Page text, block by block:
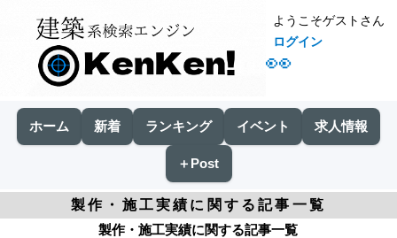
👀
ようこそゲストさん
ログイン
ホーム 新着 ランキング イベント 求人情報
＋Post
製作・施工実績に関する記事一覧
製作・施工実績に関する記事一覧